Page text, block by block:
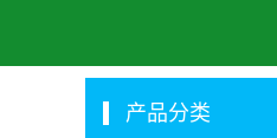
产品分类